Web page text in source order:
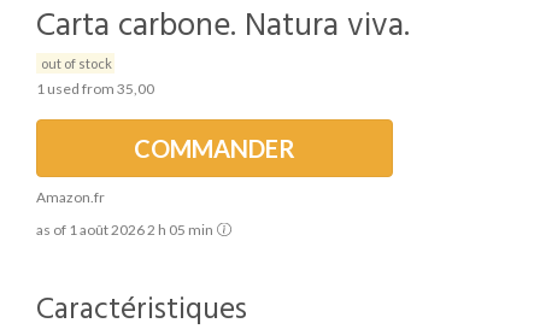
Carta carbone. Natura viva.
out of stock
1 used from 35,00
COMMANDER
Amazon.fr
as of 1 août 2026 2 h 05 min
Caractéristiques